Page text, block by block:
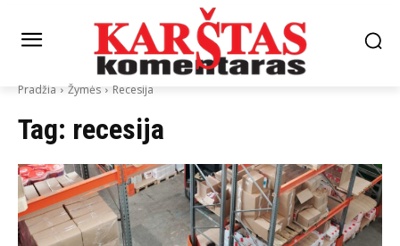
Pradžia Žymės Recesija
Tag: recesija